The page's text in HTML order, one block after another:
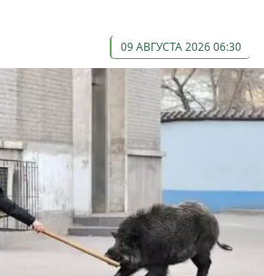
09 АВГУСТА 2026 06:30